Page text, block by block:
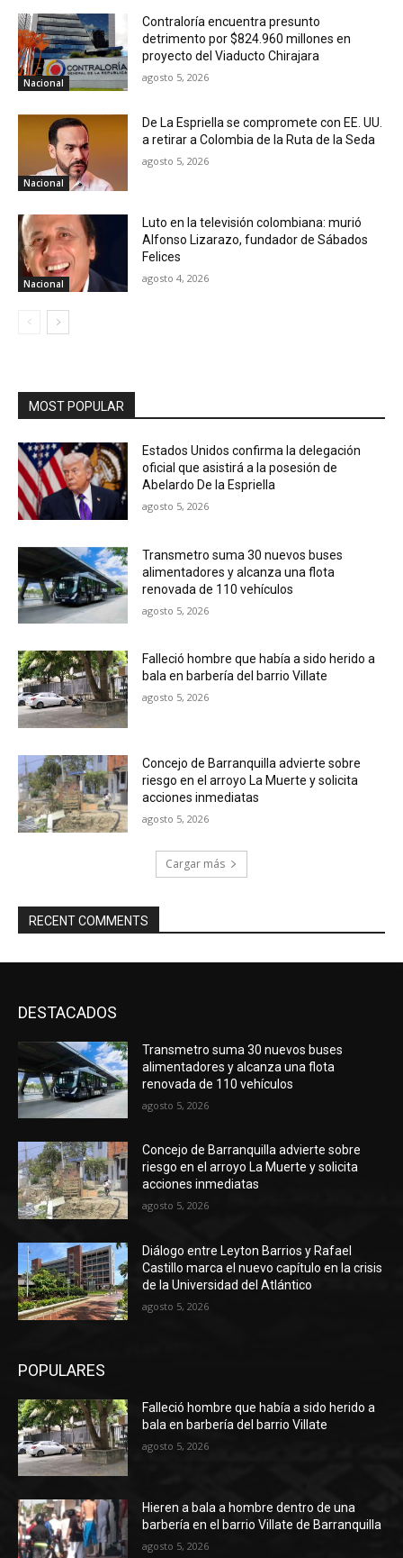
Nacional
Contraloría encuentra presunto
detrimento por $824.960 millones en
proyecto del Viaducto Chirajara
agosto 5, 2026
Nacional
De La Espriella se compromete con EE. UU.
a retirar a Colombia de la Ruta de la Seda
agosto 5, 2026
Nacional
Luto en la televisión colombiana: murió
Alfonso Lizarazo, fundador de Sábados
Felices
agosto 4, 2026
MOST POPULAR
Estados Unidos confirma la delegación
oficial que asistirá a la posesión de
Abelardo De la Espriella
agosto 5, 2026
Transmetro suma 30 nuevos buses
alimentadores y alcanza una flota
renovada de 110 vehículos
agosto 5, 2026
Falleció hombre que había a sido herido a
bala en barbería del barrio Villate
agosto 5, 2026
Concejo de Barranquilla advierte sobre
riesgo en el arroyo La Muerte y solicita
acciones inmediatas
agosto 5, 2026
Cargar más
RECENT COMMENTS
DESTACADOS
Transmetro suma 30 nuevos buses
alimentadores y alcanza una flota
renovada de 110 vehículos
agosto 5, 2026
Concejo de Barranquilla advierte sobre
riesgo en el arroyo La Muerte y solicita
acciones inmediatas
agosto 5, 2026
Diálogo entre Leyton Barrios y Rafael
Castillo marca el nuevo capítulo en la crisis
de la Universidad del Atlántico
agosto 5, 2026
POPULARES
Falleció hombre que había a sido herido a
bala en barbería del barrio Villate
agosto 5, 2026
Hieren a bala a hombre dentro de una
barbería en el barrio Villate de Barranquilla
agosto 5, 2026